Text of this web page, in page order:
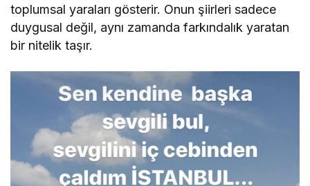
toplumsal yaraları gösterir. Onun şiirleri sadece
duygusal değil, aynı zamanda farkındalık yaratan
bir nitelik taşır.